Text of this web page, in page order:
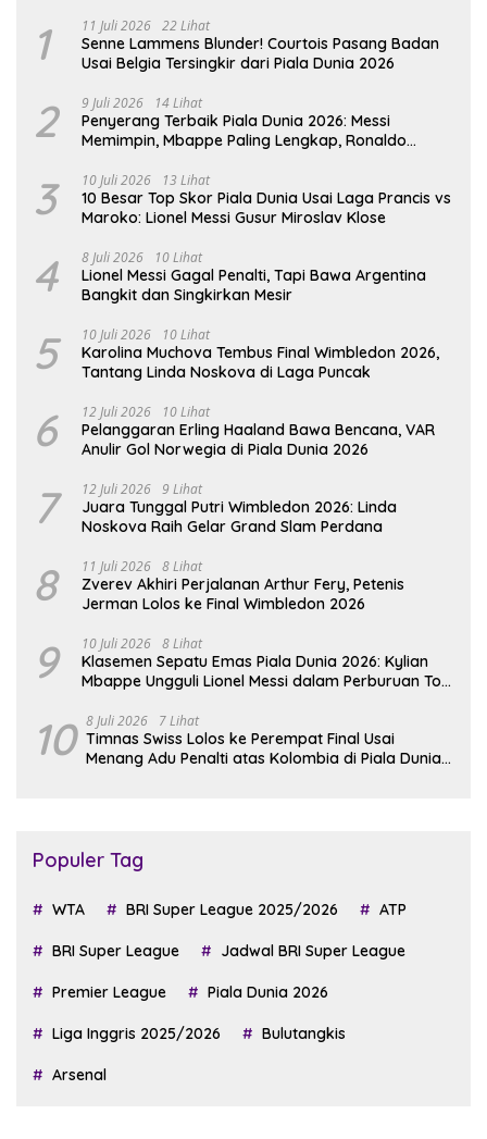
1 11 Juli 2026 22 Lihat
Senne Lammens Blunder! Courtois Pasang Badan
Usai Belgia Tersingkir dari Piala Dunia 2026
2 9 Juli 2026 14 Lihat
Penyerang Terbaik Piala Dunia 2026: Messi
Memimpin, Mbappe Paling Lengkap, Ronaldo
3 10 Juli 2026 13 Lihat
10 Besar Top Skor Piala Dunia Usai Laga Prancis vs
Maroko: Lionel Messi Gusur Miroslav Klose
4 8 Juli 2026 10 Lihat
Lionel Messi Gagal Penalti, Tapi Bawa Argentina
Bangkit dan Singkirkan Mesir
5 10 Juli 2026 10 Lihat
Karolina Muchova Tembus Final Wimbledon 2026,
Tantang Linda Noskova di Laga Puncak
6 12 Juli 2026 10 Lihat
Pelanggaran Erling Haaland Bawa Bencana, VAR
Anulir Gol Norwegia di Piala Dunia 2026
7 12 Juli 2026 9 Lihat
Juara Tunggal Putri Wimbledon 2026: Linda
Noskova Raih Gelar Grand Slam Perdana
8 11 Juli 2026 8 Lihat
Zverev Akhiri Perjalanan Arthur Fery, Petenis
Jerman Lolos ke Final Wimbledon 2026
9 10 Juli 2026 8 Lihat
Klasemen Sepatu Emas Piala Dunia 2026: Kylian
Mbappe Ungguli Lionel Messi dalam Perburuan Top
10 8 Juli 2026 7 Lihat
Timnas Swiss Lolos ke Perempat Final Usai
Menang Adu Penalti atas Kolombia di Piala Dunia
Populer Tag
WTA BRI Super League 2025/2026 ATP
BRI Super League Jadwal BRI Super League
Premier League Piala Dunia 2026
Liga Inggris 2025/2026 Bulutangkis
Arsenal